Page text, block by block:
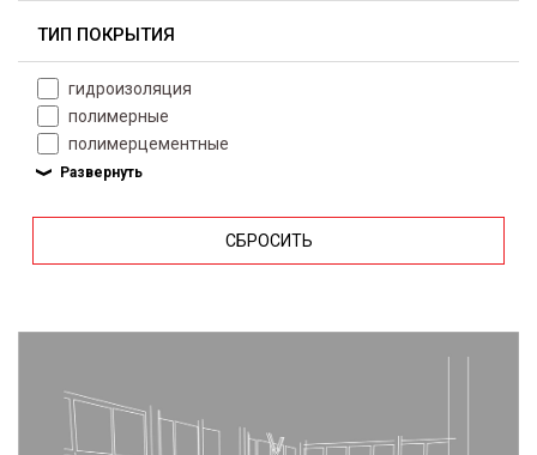
ТИП ПОКРЫТИЯ
гидроизоляция
полимерные
полимерцементные
СБРОСИТЬ